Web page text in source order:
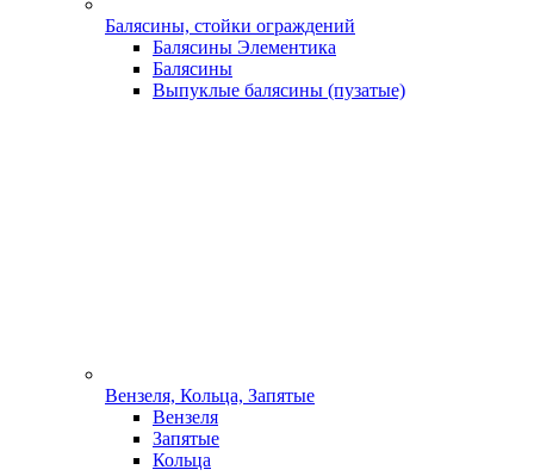
Балясины, стойки ограждений
Балясины Элементика
Балясины
Выпуклые балясины (пузатые)
Вензеля, Кольца, Запятые
Вензеля
Запятые
Кольца